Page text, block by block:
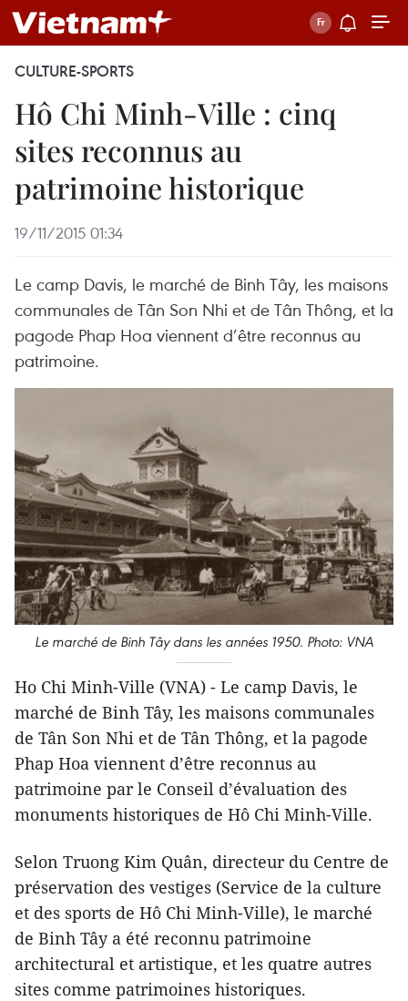
CULTURE-SPORTS
Hô Chi Minh-Ville : cinq
sites reconnus au
patrimoine historique
19/11/2015 01:34
Le camp Davis, le marché de Binh Tây, les maisons
communales de Tân Son Nhi et de Tân Thông, et la
pagode Phap Hoa viennent d’être reconnus au
patrimoine.
Le marché de Binh Tây dans les années 1950. Photo: VNA
Ho Chi Minh-Ville (VNA) - Le camp Davis, le
marché de Binh Tây, les maisons communales
de Tân Son Nhi et de Tân Thông, et la pagode
Phap Hoa viennent d’être reconnus au
patrimoine par le Conseil d’évaluation des
monuments historiques de Hô Chi Minh-Ville.
Selon Truong Kim Quân, directeur du Centre de
préservation des vestiges (Service de la culture
et des sports de Hô Chi Minh-Ville), le marché
de Binh Tây a été reconnu patrimoine
architectural et artistique, et les quatre autres
sites comme patrimoines historiques.